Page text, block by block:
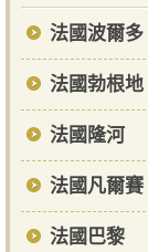
法國波爾多
法國勃根地
法國隆河
法國凡爾賽
法國巴黎